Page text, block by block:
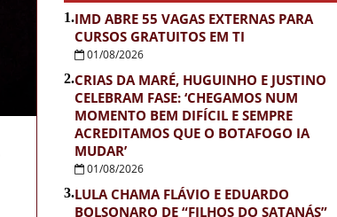
1.IMD ABRE 55 VAGAS EXTERNAS PARA
CURSOS GRATUITOS EM TI
01/08/2026
2.CRIAS DA MARÉ, HUGUINHO E JUSTINO
CELEBRAM FASE: ‘CHEGAMOS NUM
MOMENTO BEM DIFÍCIL E SEMPRE
ACREDITAMOS QUE O BOTAFOGO IA
MUDAR’
01/08/2026
3.LULA CHAMA FLÁVIO E EDUARDO
BOLSONARO DE “FILHOS DO SATANÁS”